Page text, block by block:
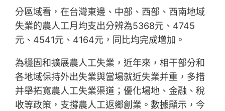
分區域看，在台灣東邊、中部、西部、西南地域
失業的農人工月均支出分辨為5368元、4745
元、4541元、4164元，同比均完成增加。
為穩固和擴展農人工失業，近年來，相干部分和
各地域保持外出失業與當場就近失業并重，多措
并舉拓寬農人工失業渠道；優化場地、金融、稅
收等政策，支撐農人工返鄉創業。數據顯示，今